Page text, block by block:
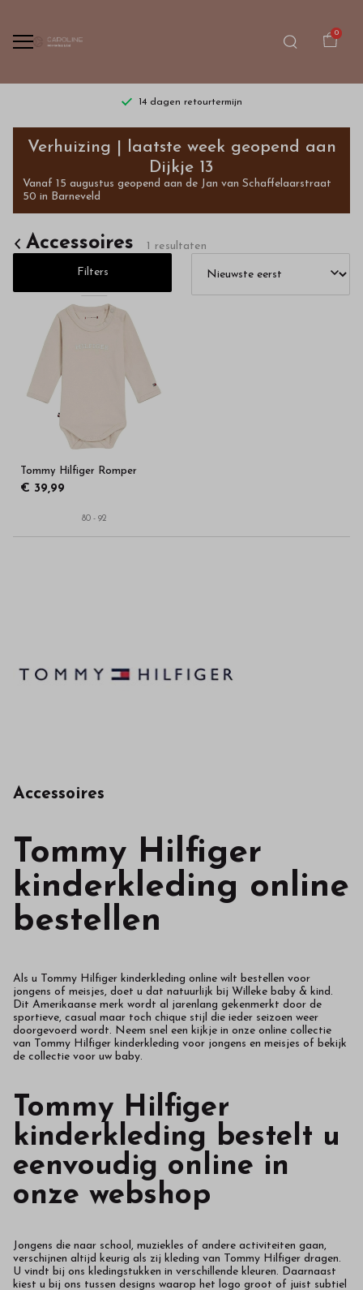
0
14 dagen retourtermijn
Accessoires
Bestel
kinderkleding
hoge
kwaliteit
onze
webshop
Verhuizing | laatste week geopend aan
Dijkje 13
Vanaf 15 augustus geopend aan de Jan van Schaffelaarstraat
50 in Barneveld
Accessoires 1 resultaten
Filters
Tommy Hilfiger Romper
€ 39,99
80 - 92
Accessoires
Tommy Hilfiger
kinderkleding online
bestellen
Als u Tommy Hilfiger kinderkleding online wilt bestellen voor
jongens of meisjes, doet u dat natuurlijk bij Willeke baby & kind.
Dit Amerikaanse merk wordt al jarenlang gekenmerkt door de
sportieve, casual maar toch chique stijl die ieder seizoen weer
doorgevoerd wordt. Neem snel een kijkje in onze online collectie
van Tommy Hilfiger kinderkleding voor jongens en meisjes of bekijk
de collectie voor uw baby.
Tommy Hilfiger
kinderkleding bestelt u
eenvoudig online in
onze webshop
Jongens die naar school, muziekles of andere activiteiten gaan,
verschijnen altijd keurig als zij kleding van Tommy Hilfiger dragen.
U vindt bij ons kledingstukken in verschillende kleuren. Daarnaast
kiest u bij ons tussen designs waarop het logo groot of juist subtiel